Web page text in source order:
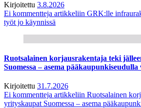
Kirjoitettu 3.8.2026
Ei kommentteja artikkeliin GRK:lle
työt jo käynnissä
Ruotsalainen korjausrakentaja teki
Suomessa – asema pääkaupunkiseudulla
Kirjoitettu 31.7.2026
Ei kommentteja artikkeliin Ruotsalainen
yrityskaupat Suomessa – asema